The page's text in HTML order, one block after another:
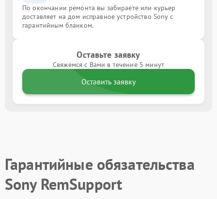
По окончании ремонта вы забираете или курьер
доставляет на дом исправное устройство Sony с
гарантийным бланком.
Оставьте заявку
Свяжемся с Вами в течение 5 минут
Оставить заявку
Гарантийные обязательства
Sony RemSupport